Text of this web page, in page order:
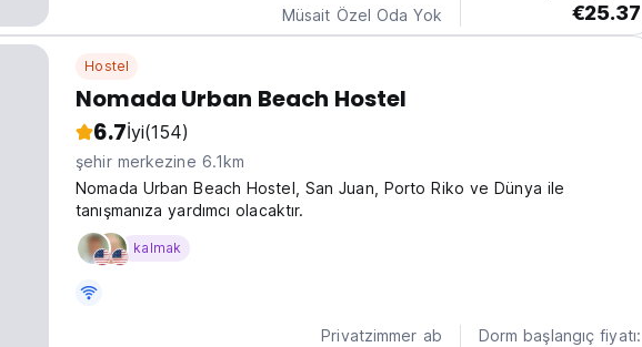
Müsait Özel Oda Yok €25.37
Hostel
Nomada Urban Beach Hostel
6.7İyi(154)
şehir merkezine 6.1km
Nomada Urban Beach Hostel, San Juan, Porto Riko ve Dünya ile
tanışmanıza yardımcı olacaktır.
kalmak
Privatzimmer ab Dorm başlangıç fiyatı: